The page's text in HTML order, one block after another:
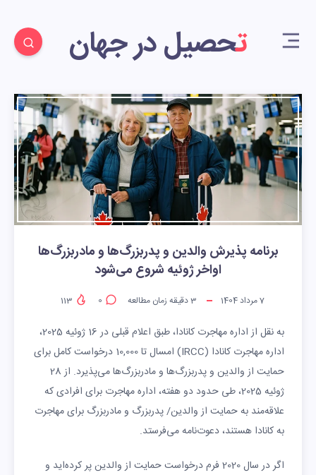
تحصیل در جهان
برنامه پذیرش والدین و پدربزرگ‌ها و مادربزرگ‌ها
اواخر ژوئیه شروع می‌شود
7 مرداد 1404 3دقیقه زمان مطالعه 0
113
به نقل از اداره مهاجرت کانادا، طبق اعلام قبلی در 16 ژوئیه 2025،
اداره مهاجرت کانادا (IRCC) امسال تا 10,000 درخواست کامل برای
حمایت از والدین و پدربزرگ‌ها و مادربزرگ‌ها می‌پذیرد. از 28
ژوئیه 2025، طی حدود دو هفته، اداره مهاجرت برای افرادی که
علاقه‌مند به حمایت از والدین/ پدربزرگ و مادربزرگ برای مهاجرت
به کانادا هستند، دعوت‌نامه می‌فرستد.
اگر در سال 2020 فرم درخواست حمایت از والدین پر کرده‌اید و